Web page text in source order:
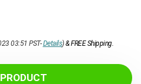
03:51 PST-Details)&FREE Shipping.